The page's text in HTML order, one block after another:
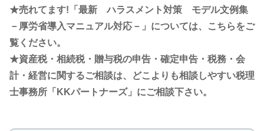
★売れてます!「最新 ハラスメント対策 モデル文例集
－厚労省導入マニュアル対応－」については、こちらをご
覧ください。
★資産税・相続税・贈与税の申告・確定申告・税務・会
計・経営に関するご相談は、どこよりも相談しやすい税理
士事務所「KKパートナーズ」にご相談下さい。